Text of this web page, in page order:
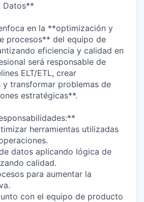
Datos**
en la **optimización y
procesos** del equipo de
eficiencia y calidad en
será responsable de
ELT/ETL, crear
transformar problemas de
estratégicas**.
herramientas utilizadas
datos aplicando lógica de
calidad.
para aumentar la
con el equipo de producto